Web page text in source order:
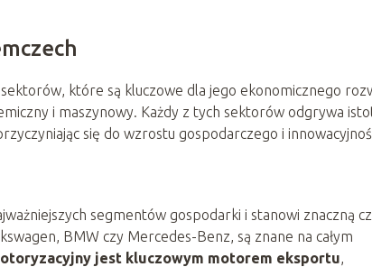
które są kluczowe dla jego ekonomicznego
i maszynowy. Każdy z tych sektorów odgrywa
się do wzrostu gospodarczego i
segmentów gospodarki i stanowi znaczną
BMW czy Mercedes-Benz, są znane na całym
jest kluczowym motorem eksportu